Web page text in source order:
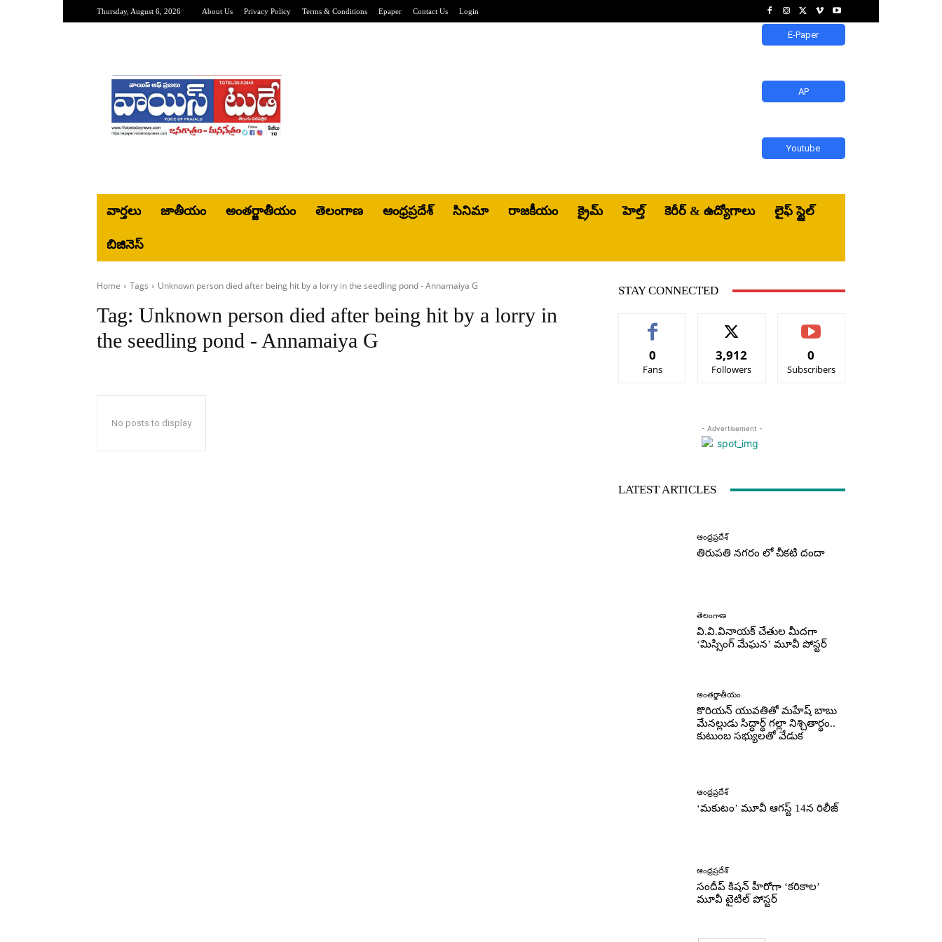
Thursday, August 6, 2026 About Us Privacy Policy Terms & Conditions Epaper Contact Us Login
E-Paper
AP
Youtube
వార్తలు జాతీయం అంతర్జాతీయం తెలంగాణ ఆంధ్రప్రదేశ్ సినిమా రాజకీయం క్రైమ్ హెల్త్‌ కెరీర్ & ఉద్యోగాలు లైఫ్ స్టైల్
బిజినెస్‌
Home Tags Unknown person died after being hit by a lorry in the seedling pond - Annamaiya G
Tag: Unknown person died after being hit by a lorry in
the seedling pond - Annamaiya G
No posts to display
STAY CONNECTED
0
Fans
3,912
Followers
0
Subscribers
- Advertisement -
LATEST ARTICLES
ఆంధ్రప్రదేశ్
తిరుపతి నగరం లో చీకటి దందా
తెలంగాణ
వి.వి.వినాయక్ చేతుల మీదగా
‘మిస్సింగ్ మేఘన’ మూవీ పోస్టర్
అంతర్జాతీయం
కొరియన్ యువతితో మహేష్ బాబు
మేనల్లుడు సిద్ధార్థ్ గల్లా నిశ్చితార్థం..
కుటుంబ సభ్యులతో వేడుక
ఆంధ్రప్రదేశ్
‘మకుటం’ మూవీ ఆగస్ట్ 14న రిలీజ్
ఆంధ్రప్రదేశ్
సందీప్ కిషన్ హీరోగా ‘కరికాల’
మూవీ టైటిల్ పోస్టర్